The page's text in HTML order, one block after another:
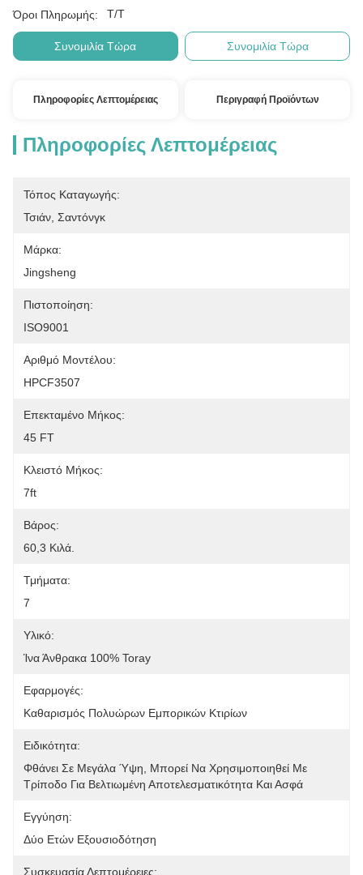
Όροι Πληρωμής: Τ/Τ
Συνομιλία Τώρα Συνομιλία Τώρα
Πληροφορίες Λεπτομέρειας Περιγραφή Προϊόντων
Πληροφορίες Λεπτομέρειας
Τόπος Καταγωγής:
Τσιάν, Σαντόνγκ
Μάρκα:
Jingsheng
Πιστοποίηση:
ISO9001
Αριθμό Μοντέλου:
HPCF3507
Επεκταμένο Μήκος:
45 FT
Κλειστό Μήκος:
7ft
Βάρος:
60,3 Κιλά.
Τμήματα:
7
Υλικό:
Ίνα Άνθρακα 100% Toray
Εφαρμογές:
Καθαρισμός Πολυώρων Εμπορικών Κτιρίων
Ειδικότητα:
Φθάνει Σε Μεγάλα Ύψη, Μπορεί Να Χρησιμοποιηθεί Με
Τρίποδο Για Βελτιωμένη Αποτελεσματικότητα Και Ασφά
Εγγύηση:
Δύο Ετών Εξουσιοδότηση
Συσκευασία Λεπτομέρειες: